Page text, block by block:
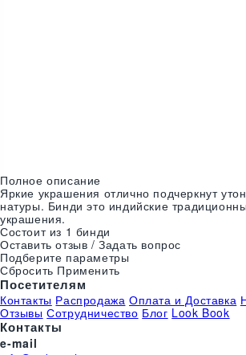
Цвета:
Полное описание
Яркие украшения отлично подчеркнут
натуры. Бинди это индийские
украшения.
Состоит из 1 бинди
Оставить отзыв / Задать вопрос
Подберите параметры
Сбросить Применить
Посетителям
Контакты Распродажа Оплата и Доставка
Отзывы Сотрудничество Блог Look Book
Контакты
e-mail